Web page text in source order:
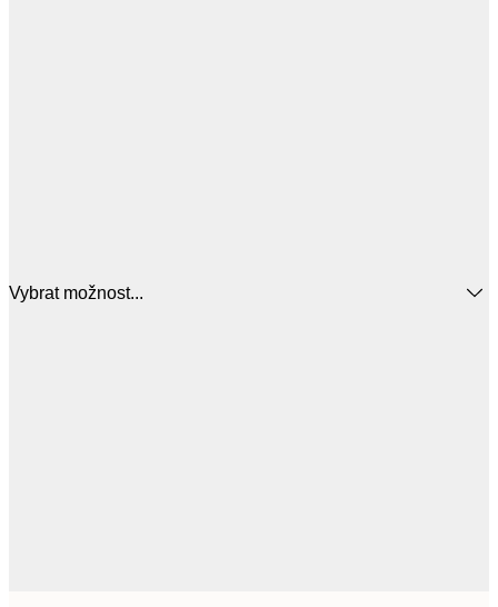
Vybrat možnost...